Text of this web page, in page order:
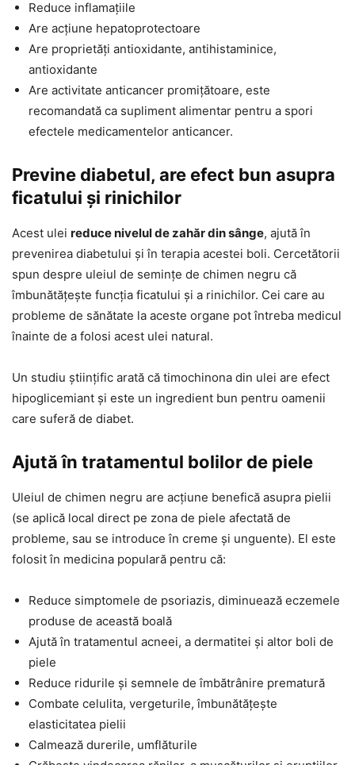
Reduce inflamațiile
Are acțiune hepatoprotectoare
Are proprietăți antioxidante, antihistaminice,
antioxidante
Are activitate anticancer promițătoare, este
recomandată ca supliment alimentar pentru a spori
efectele medicamentelor anticancer.
Previne diabetul, are efect bun asupra
ficatului și rinichilor
Acest ulei reduce nivelul de zahăr din sânge, ajută în
prevenirea diabetului și în terapia acestei boli. Cercetătorii
spun despre uleiul de semințe de chimen negru că
îmbunătățește funcția ficatului și a rinichilor. Cei care au
probleme de sănătate la aceste organe pot întreba medicul
înainte de a folosi acest ulei natural.
Un studiu științific arată că timochinona din ulei are efect
hipoglicemiant și este un ingredient bun pentru oamenii
care suferă de diabet.
Ajută în tratamentul bolilor de piele
Uleiul de chimen negru are acțiune benefică asupra pielii
(se aplică local direct pe zona de piele afectată de
probleme, sau se introduce în creme și unguente). El este
folosit în medicina populară pentru că:
Reduce simptomele de psoriazis, diminuează eczemele
produse de această boală
Ajută în tratamentul acneei, a dermatitei și altor boli de
piele
Reduce ridurile și semnele de îmbătrânire prematură
Combate celulita, vergeturile, îmbunătățește
elasticitatea pielii
Calmează durerile, umflăturile